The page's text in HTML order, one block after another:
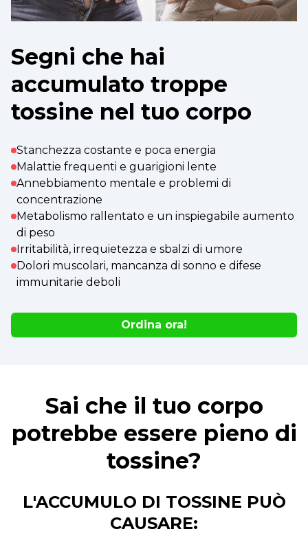
Segni che hai
accumulato troppe
tossine nel tuo corpo
Stanchezza costante e poca energia
Malattie frequenti e guarigioni lente
Annebbiamento mentale e problemi di
concentrazione
Metabolismo rallentato e un inspiegabile aumento
di peso
Irritabilità, irrequietezza e sbalzi di umore
Dolori muscolari, mancanza di sonno e difese
immunitarie deboli
Ordina ora!
Sai che il tuo corpo
potrebbe essere pieno di
tossine?
L'ACCUMULO DI TOSSINE PUÒ
CAUSARE: